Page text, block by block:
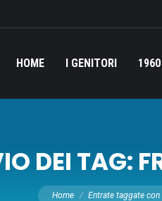
HOME I GENITORI 1960
DEI TAG:
Tu sei qui:
Home Entrate taggate